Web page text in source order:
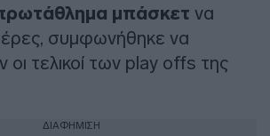
μπάσκετ να
συμφωνήθηκε να
τελικοί των play offs της
ΔΙΑΦΗΜΙΣΗ